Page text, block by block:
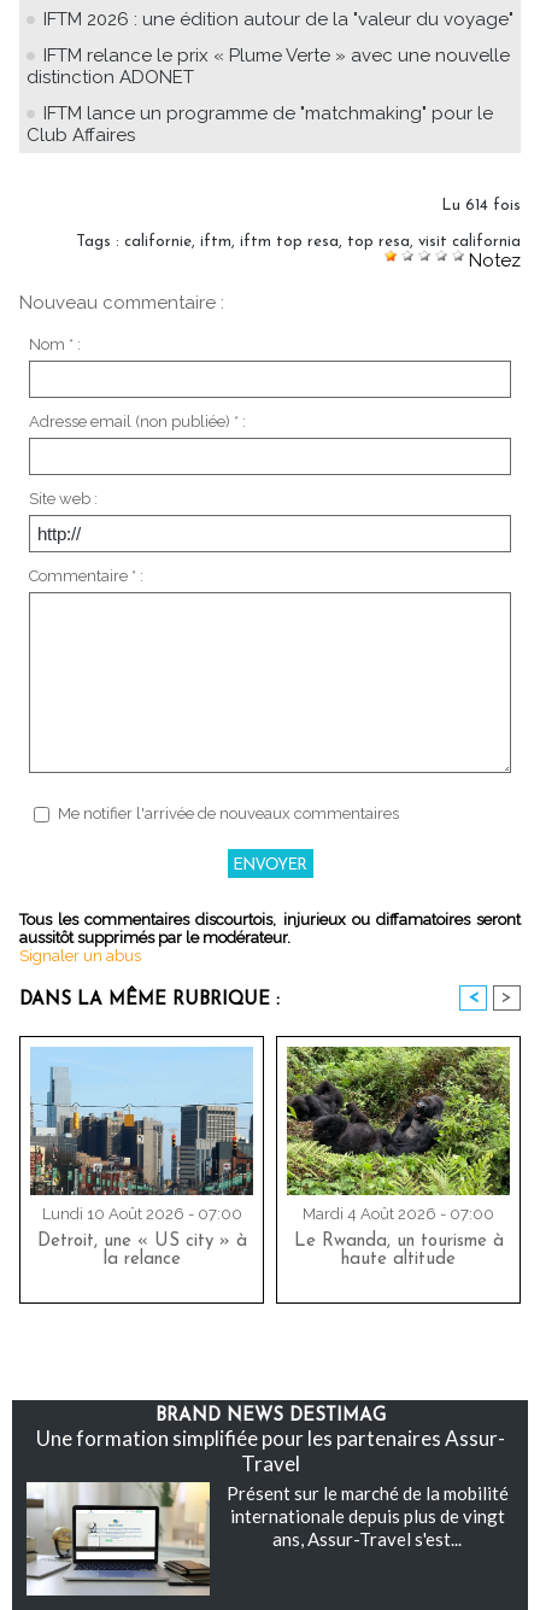
IFTM 2026 : une édition autour de la "valeur du voyage"
IFTM relance le prix « Plume Verte » avec une nouvelle
distinction ADONET
IFTM lance un programme de "matchmaking" pour le
Club Affaires
Lu 614 fois
Tags : californie iftm iftm top resa top resa visit california
Notez
Nouveau commentaire :
Nom * :
Adresse email (non publiée) * :
Site web :
Commentaire * :
Me notifier l'arrivée de nouveaux commentaires
Tous les commentaires discourtois, injurieux ou diffamatoires seront
aussitôt supprimés par le modérateur.
Signaler un abus
DANS LA MÊME RUBRIQUE : < >
Lundi 10 Août 2026 - 07:00
Detroit, une « US city » à
la relance
Mardi 4 Août 2026 - 07:00
Le Rwanda, un tourisme à
haute altitude
BRAND NEWS DESTIMAG
Une formation simplifiée pour les partenaires Assur-
Travel
Présent sur le marché de la mobilité
internationale depuis plus de vingt
ans, Assur-Travel s'est...